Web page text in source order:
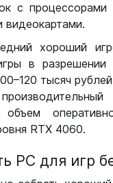
с процессорами
видеокартами.
хороший
в разрешении
тысяч
объем
RTX 4060.
РС для игр